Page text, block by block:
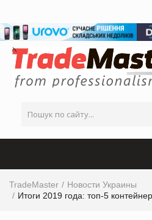
TradeMaster
Новости Украины
Итоги 2019 года: топ-5